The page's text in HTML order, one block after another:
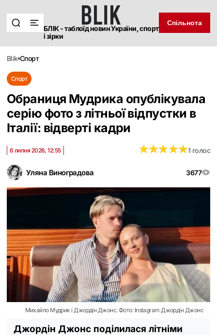
БЛІК - таблоїд новин України, спорт
і зірки
Спільнота
blik спорт
Спорт
Обраниця Мудрика опублікувала
серію фото з літньої відпустки в
Італії: відверті кадри
Уляна Виноградова 3677
6 липня 2026, 12:55 ★★★★★
★★★★★1 голос
Михайло Мудрик і Джордін Джонс. Фото: Instagram Джордін Джонс
Джордін Джонс поділилася літніми